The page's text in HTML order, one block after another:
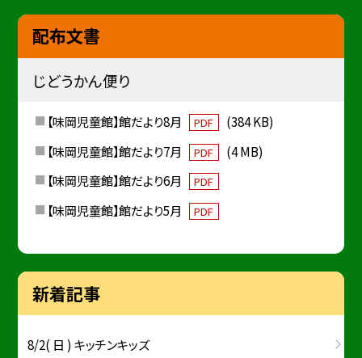
配布文書
じどうかん便り
【味岡児童館】館だより8月 PDF
(384 KB)
【味岡児童館】館だより7月
PDF
(4 MB)
【味岡児童館】館だより6月
PDF
【味岡児童館】館だより5月 PDF
新着記事
8/2( 日 ) キッチンキッズ